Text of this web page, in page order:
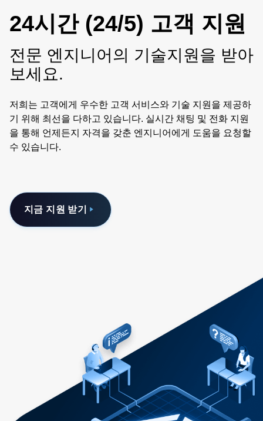
24시간 (24/5) 고객 지원
전문 엔지니어의 기술지원을 받아
보세요.
저희는 고객에게 우수한 고객 서비스와 기술 지원을 제공하
기 위해 최선을 다하고 있습니다. 실시간 채팅 및 전화 지원
을 통해 언제든지 자격을 갖춘 엔지니어에게 도움을 요청할
수 있습니다.
지금 지원 받기